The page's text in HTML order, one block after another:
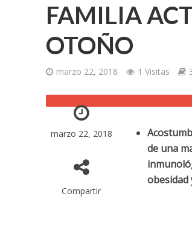
FAMILIA
OTOÑO
marzo 22, 2018 1 Visitas
marzo 22, 2018
Compartir
de una
obesidad